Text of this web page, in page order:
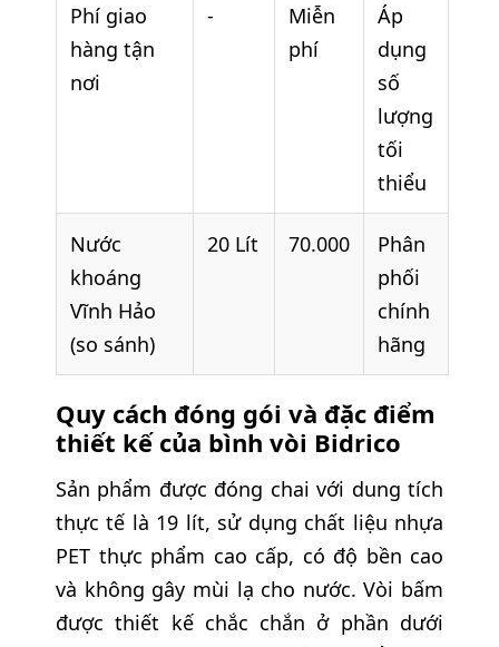
Phí giao
hàng tận
nơi
-
Miễn
phí
Áp
dụng
số
lượng
tối
thiểu
Nước
khoáng
Vĩnh Hảo
(so sánh)
20 Lít 70.000
Phân
phối
chính
hãng
Quy cách đóng gói và đặc điểm
thiết kế của bình vòi Bidrico
Sản phẩm được đóng chai với dung tích
thực tế là 19 lít, sử dụng chất liệu nhựa
PET thực phẩm cao cấp, có độ bền cao
và không gây mùi lạ cho nước. Vòi bấm
được thiết kế chắc chắn ở phần dưới